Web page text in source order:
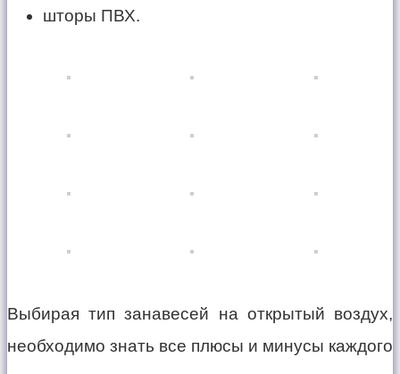
шторы ПВХ.
Выбирая тип занавесей на открытый воздух,
необходимо знать все плюсы и минусы каждого